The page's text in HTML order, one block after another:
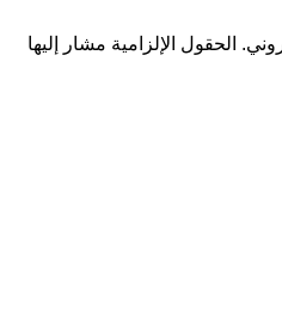
الحقول الإلزامية مشار إليها